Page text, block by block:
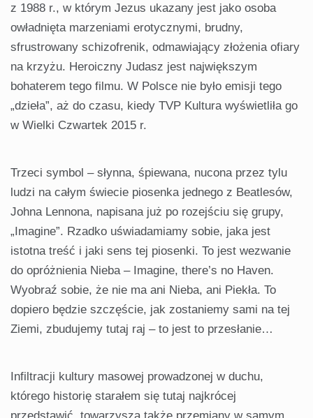
z 1988 r., w którym Jezus ukazany jest jako osoba
owładnięta marzeniami erotycznymi, brudny,
sfrustrowany schizofrenik, odmawiający złożenia ofiary
na krzyżu. Heroiczny Judasz jest największym
bohaterem tego filmu. W Polsce nie było emisji tego
„dzieła”, aż do czasu, kiedy TVP Kultura wyświetliła go
w Wielki Czwartek 2015 r.
Trzeci symbol – słynna, śpiewana, nucona przez tylu
ludzi na całym świecie piosenka jednego z Beatlesów,
Johna Lennona, napisana już po rozejściu się grupy,
„Imagine”. Rzadko uświadamiamy sobie, jaka jest
istotna treść i jaki sens tej piosenki. To jest wezwanie
do opróżnienia Nieba – Imagine, there’s no Haven.
Wyobraź sobie, że nie ma ani Nieba, ani Piekła. To
dopiero będzie szczęście, jak zostaniemy sami na tej
Ziemi, zbudujemy tutaj raj – to jest to przesłanie…
Infiltracji kultury masowej prowadzonej w duchu,
którego historię starałem się tutaj najkrócej